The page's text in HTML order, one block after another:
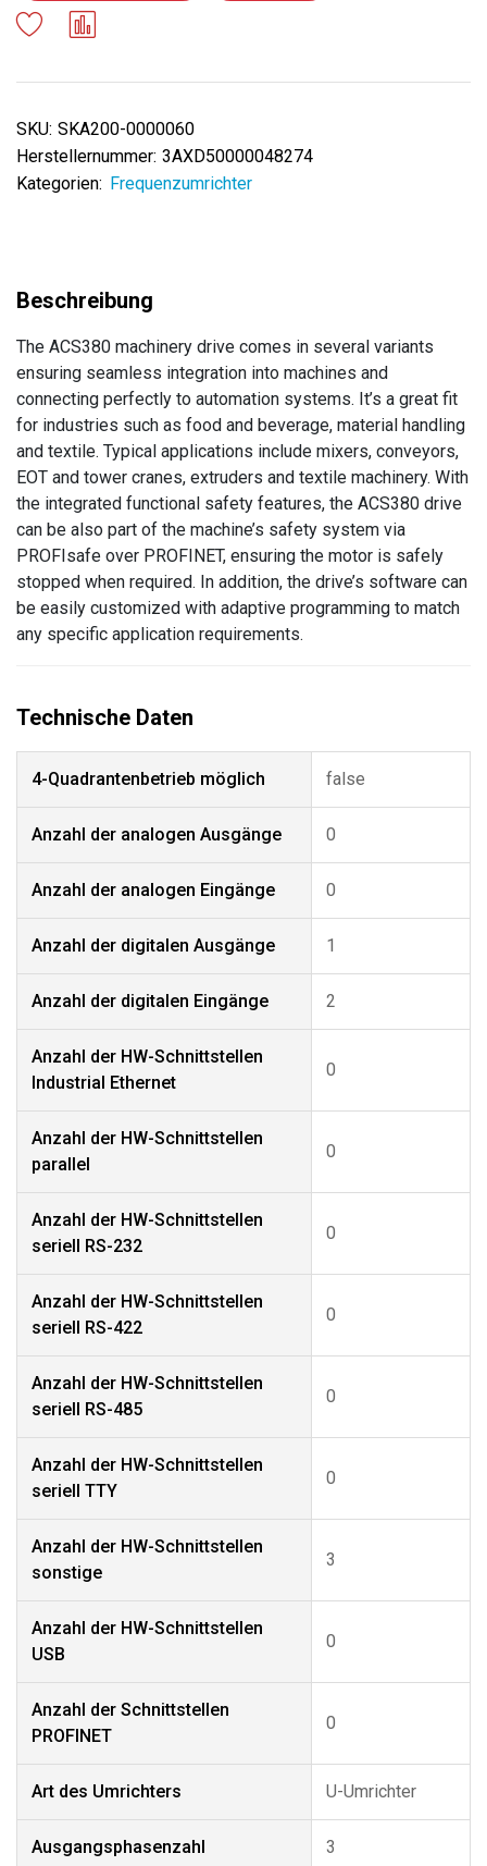
SKU: SKA200-0000060
Herstellernummer: 3AXD50000048274
Kategorien: Frequenzumrichter
The ACS380 machinery drive comes in several variants
ensuring seamless integration into machines and
connecting perfectly to automation systems. It’s a great fit
for industries such as food and beverage, material handling
and textile. Typical applications include mixers, conveyors,
EOT and tower cranes, extruders and textile machinery. With
the integrated functional safety features, the ACS380 drive
can be also part of the machine’s safety system via
PROFIsafe over PROFINET, ensuring the motor is safely
stopped when required. In addition, the drive’s software can
be easily customized with adaptive programming to match
any specific application requirements.
4-Quadrantenbetrieb möglich false
Anzahl der analogen Ausgänge 0
Anzahl der analogen Eingänge 0
Anzahl der digitalen Ausgänge 1
Anzahl der digitalen Eingänge 2
Anzahl der HW-Schnittstellen
Industrial Ethernet
0
Anzahl der HW-Schnittstellen
parallel
0
Anzahl der HW-Schnittstellen
seriell RS-232
0
Anzahl der HW-Schnittstellen
seriell RS-422
0
Anzahl der HW-Schnittstellen
seriell RS-485
0
Anzahl der HW-Schnittstellen
seriell TTY
0
Anzahl der HW-Schnittstellen
sonstige
3
Anzahl der HW-Schnittstellen
USB
0
Anzahl der Schnittstellen
PROFINET
0
Art des Umrichters U-Umrichter
Ausgangsphasenzahl 3